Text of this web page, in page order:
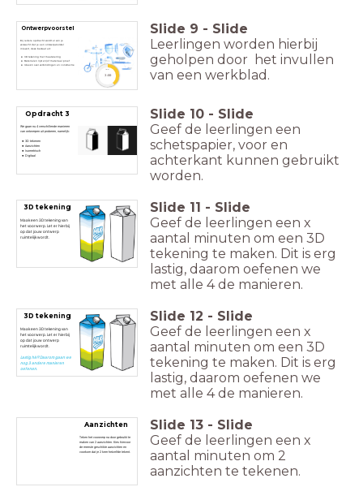
Ontwerpvoorstel
Bij iedere opdracht wordt er van je
verwacht dat je een ontwerpvoorstel
inlevert, deze bestaat uit:
3D tekening met maatvoering
Materialen lijst en/of materiaal proef
Ideeën over verbindingen en constructie
3:00
Slide 9 - Slide
Leerlingen worden hierbij
geholpen door het invullen
van een werkblad.
Opdracht 3
We gaan nu 4 verschillende manieren
van ontwerpen uit proberen, namelijk:
3D tekenen
Aanzichten
Isometrisch
Digitaal
Slide 10 - Slide
Geef de leerlingen een
schetspapier, voor en
achterkant kunnen gebruikt
worden.
3D tekening
Maak een 3D tekening van
het voorwerp. Let er hierbij
op dat jouw ontwerp
ruimtelijk wordt.
Slide 11 - Slide
Geef de leerlingen een x
aantal minuten om een 3D
tekening te maken. Dit is erg
lastig, daarom oefenen we
met alle 4 de manieren.
3D tekening
Maak een 3D tekening van
het voorwerp. Let er hierbij
op dat jouw ontwerp
ruimtelijk wordt.
Lastig hè!? Daarom gaan we
nog 3 andere manieren
oefenen.
Slide 12 - Slide
Geef de leerlingen een x
aantal minuten om een 3D
tekening te maken. Dit is erg
lastig, daarom oefenen we
met alle 4 de manieren.
Aanzichten
Teken het voorwerp na door gebruikt te
maken van 2 aanzichten. Kies hiervoor
de meeste geschikte aanzichten en
voorkom dat je 2 keer hetzelfde tekent.
Slide 13 - Slide
Geef de leerlingen een x
aantal minuten om 2
aanzichten te tekenen.